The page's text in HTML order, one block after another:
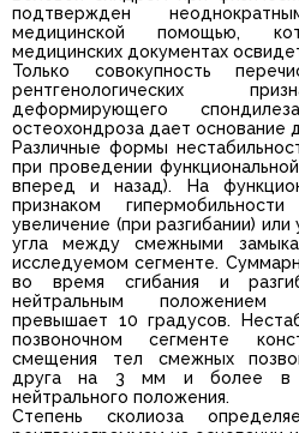
подтвержден
медицинской помощью,
медицинских документах
Только совокупность
рентгенологических
деформирующего
остеохондроза дает основание
Различные формы
при проведении
вперед и назад). На
признаком
увеличение (при разгибании)
угла между смежными
исследуемом сегменте.
во время сгибания и
нейтральным положением
превышает 10 градусов.
позвоночном сегменте
смещения тел смежных
друга на 3 мм и более в
нейтрального положения.
Степень сколиоза